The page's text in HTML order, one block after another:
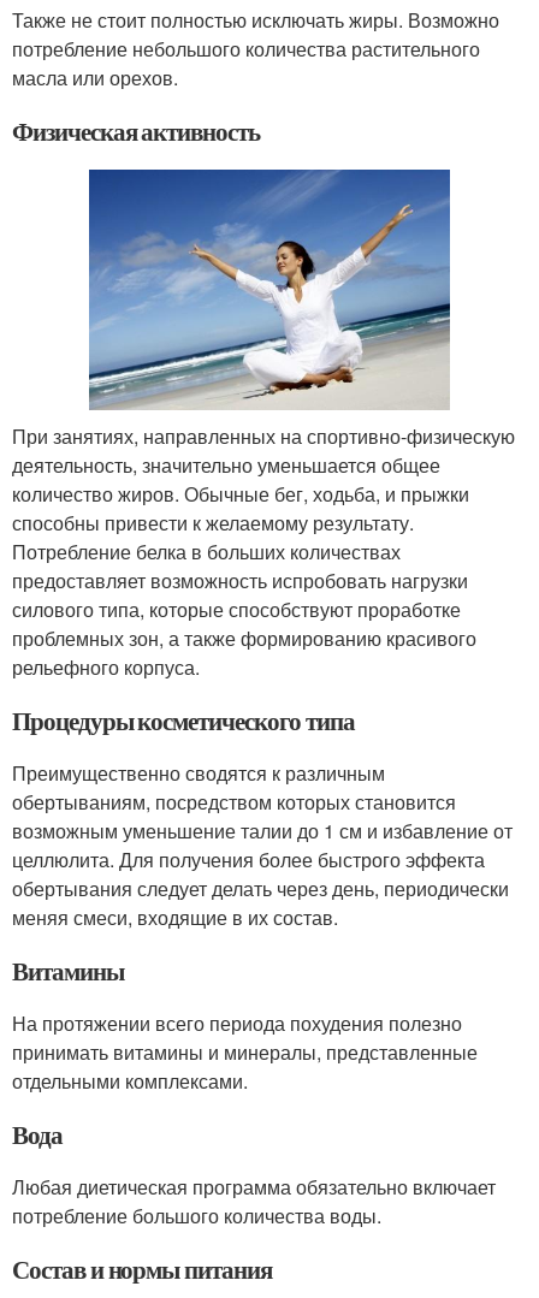
Также не стоит полностью исключать жиры. Возможно
потребление небольшого количества растительного
масла или орехов.
Физическая активность
При занятиях, направленных на спортивно-физическую
деятельность, значительно уменьшается общее
количество жиров. Обычные бег, ходьба, и прыжки
способны привести к желаемому результату.
Потребление белка в больших количествах
предоставляет возможность испробовать нагрузки
силового типа, которые способствуют проработке
проблемных зон, а также формированию красивого
рельефного корпуса.
Процедуры косметического типа
Преимущественно сводятся к различным
обертываниям, посредством которых становится
возможным уменьшение талии до 1 см и избавление от
целлюлита. Для получения более быстрого эффекта
обертывания следует делать через день, периодически
меняя смеси, входящие в их состав.
Витамины
На протяжении всего периода похудения полезно
принимать витамины и минералы, представленные
отдельными комплексами.
Вода
Любая диетическая программа обязательно включает
потребление большого количества воды.
Состав и нормы питания